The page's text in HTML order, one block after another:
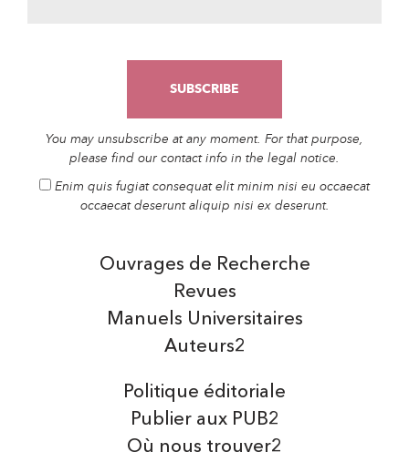
You may unsubscribe at any moment. For that purpose,
please find our contact info in the legal notice.
Enim quis fugiat consequat elit minim nisi eu occaecat
occaecat deserunt aliquip nisi ex deserunt.
Auteurs2
Manuels Universitaires
Ouvrages de Recherche
Revues
Politique éditoriale
Publier aux PUB2
Où nous trouver2